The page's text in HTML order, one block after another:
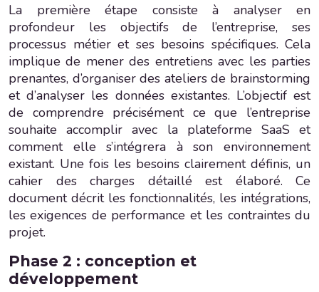
La première étape consiste à analyser en
profondeur les objectifs de l’entreprise, ses
processus métier et ses besoins spécifiques. Cela
implique de mener des entretiens avec les parties
prenantes, d’organiser des ateliers de brainstorming
et d’analyser les données existantes. L’objectif est
de comprendre précisément ce que l’entreprise
souhaite accomplir avec la plateforme SaaS et
comment elle s’intégrera à son environnement
existant. Une fois les besoins clairement définis, un
cahier des charges détaillé est élaboré. Ce
document décrit les fonctionnalités, les intégrations,
les exigences de performance et les contraintes du
projet.
Phase 2 : conception et
développement